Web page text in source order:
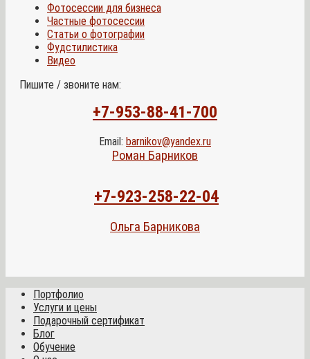
Фотосессии для бизнеса
Частные фотосессии
Статьи о фотографии
Фудстилистика
Видео
Пишите / звоните нам:
+7-953-88-41-700
Email: barnikov@yandex.ru
Роман Барников
+7-923-258-22-04
Ольга Барникова
Портфолио
Услуги и цены
Подарочный сертификат
Блог
Обучение